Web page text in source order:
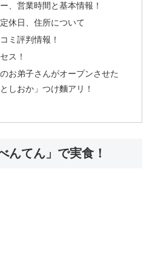
、営業時間と基本情報！
休日、住所について
ミ評判情報！
ス！
お弟子さんがオープンさせた
しおか」つけ麵アリ！
んてん」で実食！